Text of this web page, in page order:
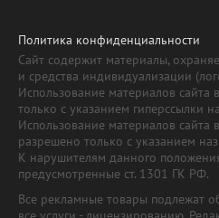
Политика конфиденциальности
Сайт содержит материалы,
и средства индивидуализации
Использование материалов сайта
только с указанием гиперссылки
Использование материалов сайта
разрешено только с указанием
К нарушителям данного
предусмотренные ст. 1301 ГК РФ.
Все рекламные товары подлежат